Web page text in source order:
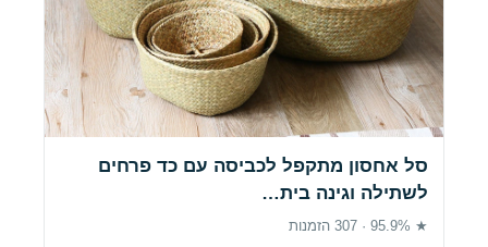
סל אחסון מתקפל לכביסה עם כד פרחים
לשתילה וגינה בית…
★ 95.9% · 307 הזמנות